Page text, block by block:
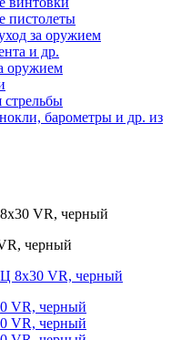
пистолеты
за оружием
и др.
оружием
барометры и др. из
VR, черный
черный